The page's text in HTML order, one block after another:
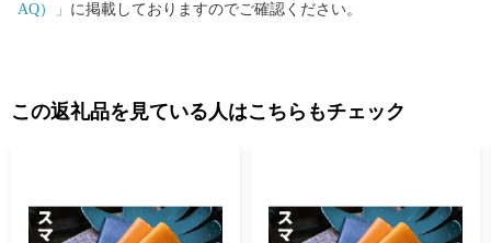
AQ）」 に掲載しておりますのでご確認ください。
この返礼品を見ている人はこちらもチェック